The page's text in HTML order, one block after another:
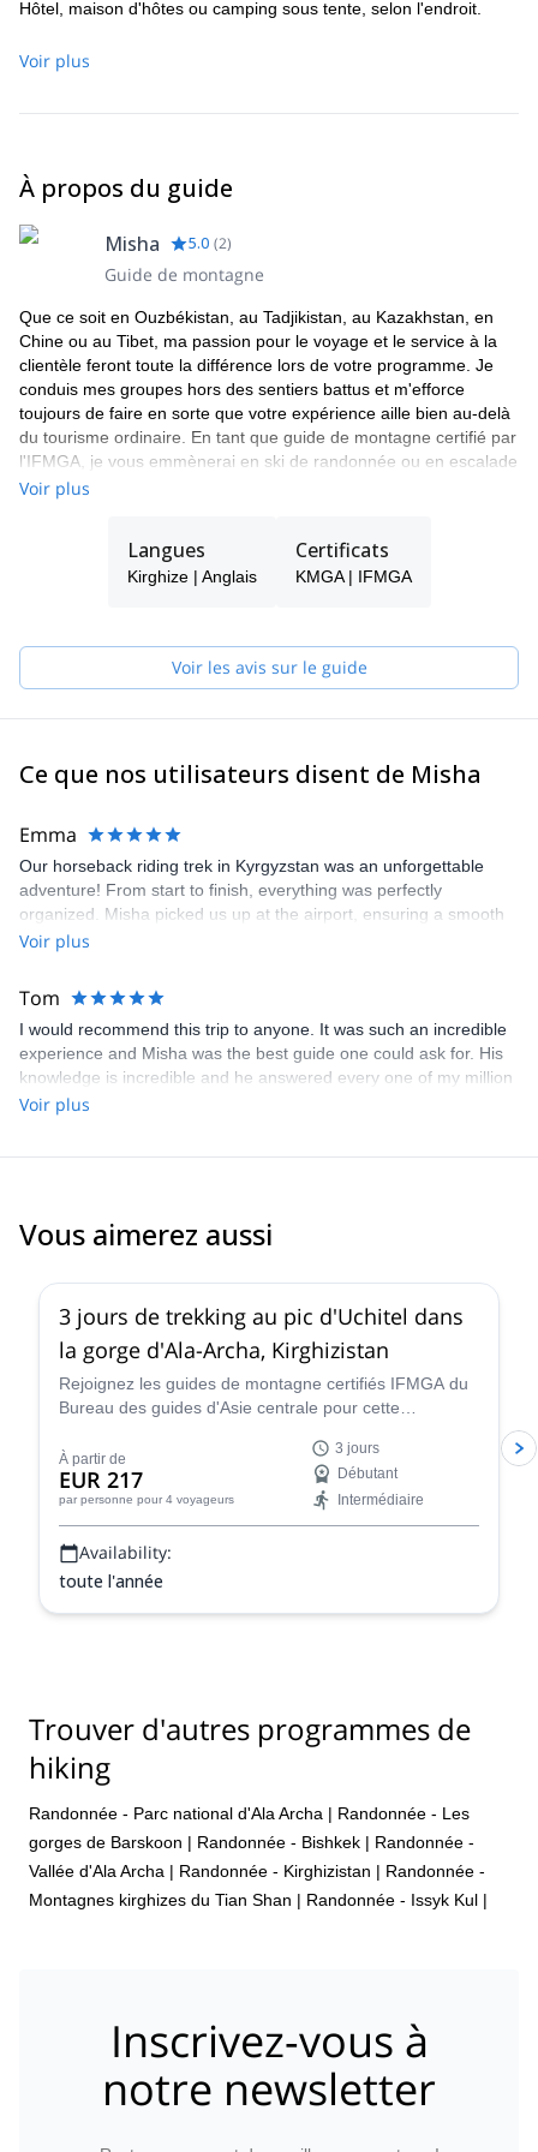
Hôtel, maison d'hôtes ou camping sous tente, selon l'endroit.
Voir plus
À propos du guide
Misha 5.0 (2)
Guide de montagne
Que ce soit en Ouzbékistan, au Tadjikistan, au Kazakhstan, en
Chine ou au Tibet, ma passion pour le voyage et le service à la
clientèle feront toute la différence lors de votre programme. Je
conduis mes groupes hors des sentiers battus et m'efforce
toujours de faire en sorte que votre expérience aille bien au-delà
du tourisme ordinaire. En tant que guide de montagne certifié par
l'IFMGA, je vous emmènerai en ski de randonnée ou en escalade
sur les meilleurs sites de la région. Je m'assurerai que vous vous
Voir plus
Langues
Kirghize | Anglais
Certificats
KMGA | IFMGA
Voir les avis sur le guide
Ce que nos utilisateurs disent de Misha
Emma
Our horseback riding trek in Kyrgyzstan was an unforgettable
adventure! From start to finish, everything was perfectly
organized. Misha picked us up at the airport, ensuring a smooth
start to our journey. The views throughout the trek were
Kyrgyzstan's landscapes. The horses were well-trained and a
pleasure to ride, making the trek even more enjoyable. Our guide
was amazing, knowledgeable, and incredibly supportive, adding
immense value to the entire experience. Overall, the combination
of breathtaking scenery, excellent organization, and fantastic
guidance made this trip just AMAZING! Highly recommended for
Voir plus
Tom
I would recommend this trip to anyone. It was such an incredible
experience and Misha was the best guide one could ask for. His
knowledge is incredible and he answered every one of my million
questions. On top of that he is a great guy to be around. The hike
Voir plus
Vous aimerez aussi
3 jours de trekking au pic d'Uchitel dans
la gorge d'Ala-Archa, Kirghizistan
Rejoignez les guides de montagne certifiés IFMGA du
Bureau des guides d'Asie centrale pour cette
spectaculaire parc national d'Ala-Archa et atteignez le
sommet épique d'Uchitel !
À partir de
EUR 217
par personne pour 4 voyageurs
3 jours
Débutant
Intermédiaire
Availability:
toute l'année
Trouver d'autres programmes de
hiking
Randonnée - Parc national d'Ala Archa | Randonnée - Les
gorges de Barskoon | Randonnée - Bishkek | Randonnée -
Vallée d'Ala Archa | Randonnée - Kirghizistan | Randonnée -
Montagnes kirghizes du Tian Shan | Randonnée - Issyk Kul |
Inscrivez-vous à
notre newsletter